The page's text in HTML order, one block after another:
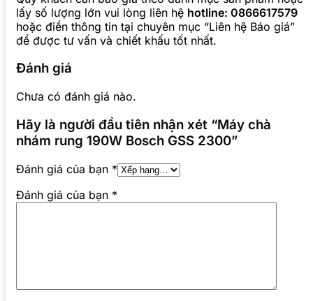
lấy số lượng lớn vui lòng liên hệ hotline: 0866617579
hoặc điền thông tin tại chuyên mục “Liên hệ Báo giá”
để được tư vấn và chiết khấu tốt nhất.
Đánh giá
Chưa có đánh giá nào.
Hãy là người đầu tiên nhận xét “Máy chà
nhám rung 190W Bosch GSS 2300”
Đánh giá của bạn *
Đánh giá của bạn *